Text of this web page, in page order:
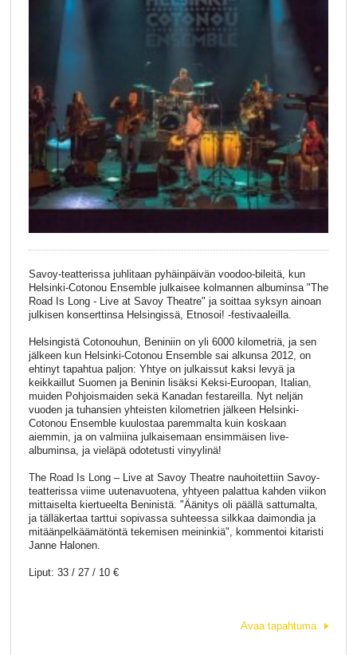
Savoy-teatterissa juhlitaan pyhäinpäivän voodoo-bileitä, kun
Helsinki-Cotonou Ensemble julkaisee kolmannen albuminsa "The
Road Is Long - Live at Savoy Theatre" ja soittaa syksyn ainoan
julkisen konserttinsa Helsingissä, Etnosoi! -festivaaleilla.
Helsingistä Cotonouhun, Beniniin on yli 6000 kilometriä, ja sen
jälkeen kun Helsinki-Cotonou Ensemble sai alkunsa 2012, on
ehtinyt tapahtua paljon: Yhtye on julkaissut kaksi levyä ja
keikkaillut Suomen ja Beninin lisäksi Keksi-Euroopan, Italian,
muiden Pohjoismaiden sekä Kanadan festareilla. Nyt neljän
vuoden ja tuhansien yhteisten kilometrien jälkeen Helsinki-
Cotonou Ensemble kuulostaa paremmalta kuin koskaan
aiemmin, ja on valmiina julkaisemaan ensimmäisen live-
albuminsa, ja vieläpä odotetusti vinyylinä!
The Road Is Long – Live at Savoy Theatre nauhoitettiin Savoy-
teatterissa viime uutenavuotena, yhtyeen palattua kahden viikon
mittaiselta kiertueelta Beninistä. "Äänitys oli päällä sattumalta,
ja tälläkertaa tarttui sopivassa suhteessa silkkaa daimondia ja
mitäänpelkäämätöntä tekemisen meininkiä", kommentoi kitaristi
Janne Halonen.
Liput: 33 / 27 / 10 €
Avaa tapahtuma